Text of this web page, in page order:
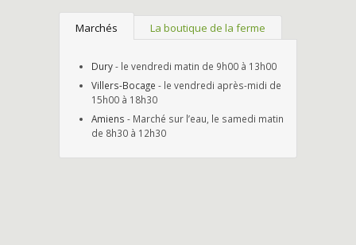
Marchés La boutique de la ferme
Dury- le vendredi matin de 9h00 à 13h00
Villers-Bocage - le vendredi après-midi de
15h00 à 18h30
Amiens - Marché sur l’eau, le samedi matin
de 8h30 à 12h30